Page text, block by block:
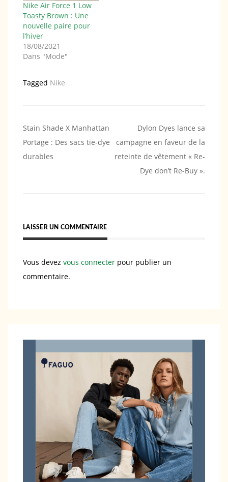
Nike Air Force 1 Low
Toasty Brown : Une
nouvelle paire pour
l’hiver
18/08/2021
Dans "Mode"
Tagged Nike
Navigation
de
l’article
Stain Shade X Manhattan
Portage : Des sacs tie-dye
durables
Dylon Dyes lance sa
campagne en faveur de la
reteinte de vêtement « Re-
Dye don’t Re-Buy ».
LAISSER UN COMMENTAIRE
Vous devez vous connecter pour publier un
commentaire.